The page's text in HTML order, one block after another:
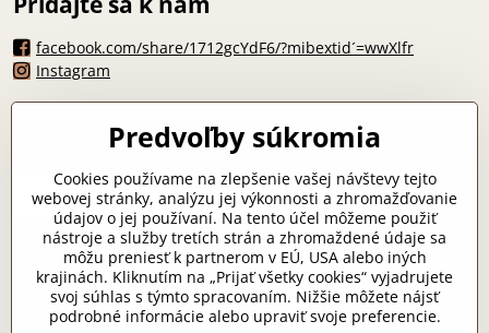
facebook.com/share/1712gcYdF6/?mibextid´=wwXlfr
Instagram
Máte otázku?
Odoslať
Predvoľby súkromia
Cookies používame na zlepšenie vašej návštevy tejto
webovej stránky, analýzu jej výkonnosti a zhromažďovanie
údajov o jej používaní. Na tento účel môžeme použiť
nástroje a služby tretích strán a zhromaždené údaje sa
môžu preniesť k partnerom v EÚ, USA alebo iných
krajinách. Kliknutím na „Prijať všetky cookies“ vyjadrujete
svoj súhlas s týmto spracovaním. Nižšie môžete nájsť
podrobné informácie alebo upraviť svoje preferencie.